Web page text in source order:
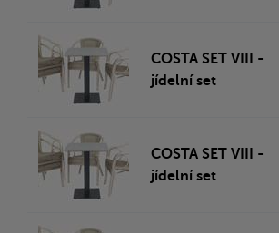
COSTA SET VIII -
jídelní set
COSTA SET VIII -
jídelní set